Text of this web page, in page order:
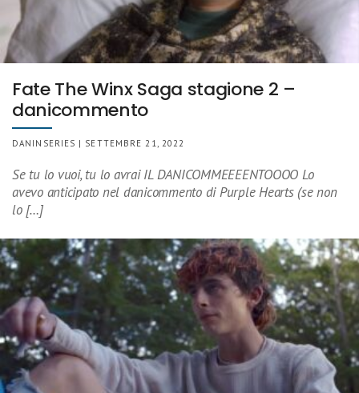
Fate The Winx Saga stagione 2 –
danicommento
DANINSERIES | SETTEMBRE 21, 2022
Se tu lo vuoi, tu lo avrai IL DANICOMMEEEENTOOOO Lo
avevo anticipato nel danicommento di Purple Hearts (se non
lo […]